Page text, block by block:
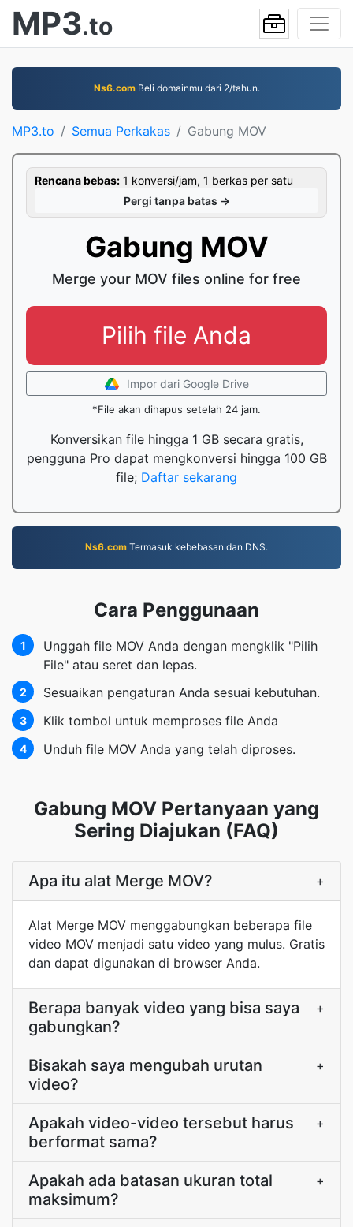
MP3.to
Ns6.comBeli domainmu dari 2/tahun.
MP3.to Semua Perkakas Gabung MOV
Rencana bebas: 1 konversi/jam, 1 berkas per satu
Pergi tanpa batas →
Gabung MOV
Merge your MOV files online for free
Pilih file Anda
Impor dari Google Drive
*File akan dihapus setelah 24 jam.
Konversikan file hingga 1 GB secara gratis,
pengguna Pro dapat mengkonversi hingga 100 GB
file; Daftar sekarang
Ns6.com Termasuk kebebasan dan DNS.
Cara Penggunaan
1
Unggah file MOV Anda dengan mengklik "Pilih
File" atau seret dan lepas.
2 Sesuaikan pengaturan Anda sesuai kebutuhan.
3 Klik tombol untuk memproses file Anda
4 Unduh file MOV Anda yang telah diproses.
Gabung MOV Pertanyaan yang
Sering Diajukan (FAQ)
Apa itu alat Merge MOV? +
Alat Merge MOV menggabungkan beberapa file
video MOV menjadi satu video yang mulus. Gratis
dan dapat digunakan di browser Anda.
Berapa banyak video yang bisa saya
gabungkan?
+
Bisakah saya mengubah urutan
video?
+
Apakah video-video tersebut harus
berformat sama?
+
Apakah ada batasan ukuran total
maksimum?
+